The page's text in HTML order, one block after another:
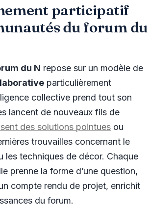
participatif
du forum du
du N repose sur un modèle de
particulièrement
collective prend tout son
lancent de nouveaux fils de
des solutions pointues ou
trouvailles concernant le
les techniques de décor. Chaque
prenne la forme d’une question,
compte rendu de projet, enrichit
du forum.